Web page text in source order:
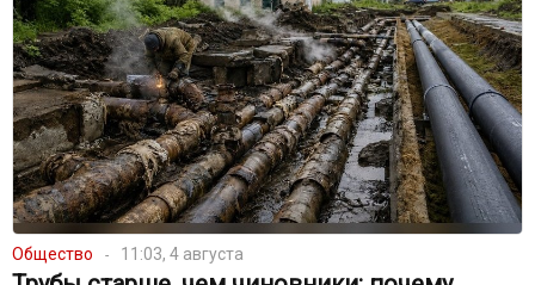
Общество 11:03, 4 августа